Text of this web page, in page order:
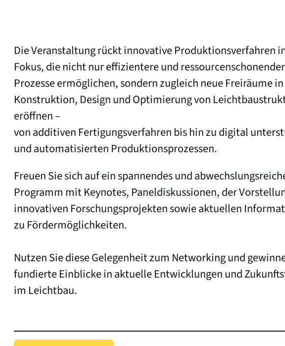
Die Veranstaltung rückt innovative Produktionsverfahren
Fokus, die nicht nur effizientere und
Prozesse ermöglichen, sondern zugleich neue Freiräume in
Konstruktion, Design und Optimierung von
eröffnen –
von additiven Fertigungsverfahren bis hin zu digital
und automatisierten Produktionsprozessen.
Freuen Sie sich auf ein spannendes und
Programm mit Keynotes, Paneldiskussionen, der
innovativen Forschungsprojekten sowie aktuellen
zu Fördermöglichkeiten.
Nutzen Sie diese Gelegenheit zum Networking und
fundierte Einblicke in aktuelle Entwicklungen und
im Leichtbau.